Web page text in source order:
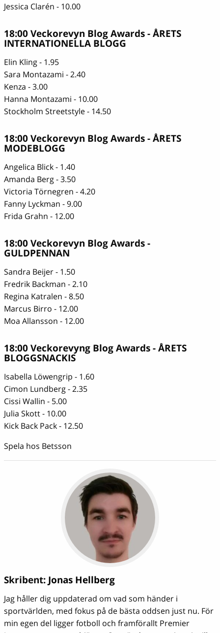
Jessica Clarén - 10.00
18:00 Veckorevyn Blog Awards - ÅRETS
INTERNATIONELLA BLOGG
Elin Kling - 1.95
Sara Montazami - 2.40
Kenza - 3.00
Hanna Montazami - 10.00
Stockholm Streetstyle - 14.50
18:00 Veckorevyn Blog Awards - ÅRETS
MODEBLOGG
Angelica Blick - 1.40
Amanda Berg - 3.50
Victoria Törnegren - 4.20
Fanny Lyckman - 9.00
Frida Grahn - 12.00
18:00 Veckorevyn Blog Awards -
GULDPENNAN
Sandra Beijer - 1.50
Fredrik Backman - 2.10
Regina Katralen - 8.50
Marcus Birro - 12.00
Moa Allansson - 12.00
18:00 Veckorevyng Blog Awards - ÅRETS
BLOGGSNACKIS
Isabella Löwengrip - 1.60
Cimon Lundberg - 2.35
Cissi Wallin - 5.00
Julia Skott - 10.00
Kick Back Pack - 12.50
Spela hos Betsson
Skribent: Jonas Hellberg
Jag håller dig uppdaterad om vad som händer i
sportvärlden, med fokus på de bästa oddsen just nu. För
min egen del ligger fotboll och framförallt Premier